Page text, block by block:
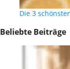
Die 3
Beliebte Beiträge